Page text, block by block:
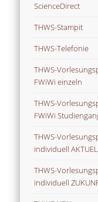
ScienceDirect
THWS-Stampit
THWS-Telefonie
THWS-
FWiWi einzeln
THWS-
FWiWi
THWS-
individuell
THWS-
individuell